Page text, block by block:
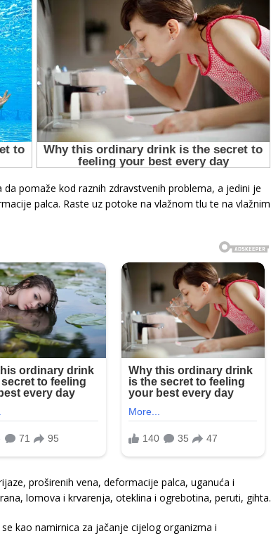
pomaže kod raznih zdravstvenih problema, a jedini je
palca. Raste uz potoke na vlažnom tlu te na vlažnim
proširenih vena, deformacije palca, uganuća i
lomova i krvarenja, oteklina i ogrebotina, peruti, gihta.
kao namirnica za jačanje cijelog organizma i